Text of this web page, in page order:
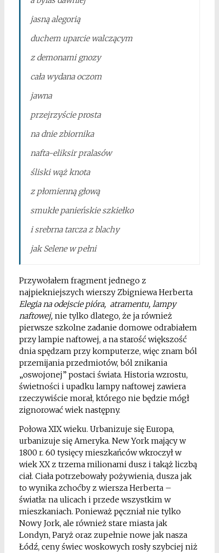
jasną alegorią
duchem uparcie walczącym
z demonami gnozy
cała wydana oczom
jawna
przejrzyście prosta
na dnie zbiornika
nafta-eliksir pralasów
śliski wąż knota
z płomienną głową
smukłe panieńskie szkiełko
i srebrna tarcza z blachy
jak Selene w pełni
Przywołałem fragment jednego z
najpiekniejszych wierszy Zbigniewa Herberta
Elegia na odejscie pióra, atramentu, lampy
naftowej, nie tylko dlatego, że ja również
pierwsze szkolne zadanie domowe odrabiałem
przy lampie naftowej, a na starość większość
dnia spędzam przy komputerze, więc znam ból
przemijania przedmiotów, ból znikania
„oswojonej” postaci świata. Historia wzrostu,
świetności i upadku lampy naftowej zawiera
rzeczywiście morał, którego nie będzie mógł
zignorować wiek następny.
Połowa XIX wieku. Urbanizuje się Europa,
urbanizuje się Ameryka. New York mający w
1800 r. 60 tysięcy mieszkańców wkroczył w
wiek XX z trzema milionami dusz i takąż liczbą
ciał. Ciała potrzebowały pożywienia, dusza jak
to wynika zchoćby z wiersza Herberta –
światła: na ulicach i przede wszystkim w
mieszkaniach. Ponieważ pęczniał nie tylko
Nowy Jork, ale również stare miasta jak
Londyn, Paryż oraz zupełnie nowe jak nasza
Łódź, ceny świec woskowych rosły szybciej niż